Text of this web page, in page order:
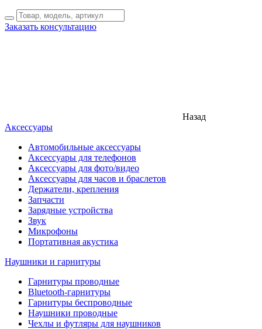
Заказать консультацию
Назад
Аксессуары
Автомобильные аксессуары
Аксессуары для телефонов
Аксессуары для фото/видео
Аксессуары для часов и браслетов
Держатели, крепления
Запчасти
Зарядные устройства
Звук
Микрофоны
Портативная акустика
Наушники и гарнитуры
Гарнитуры проводные
Bluetooth-гарнитуры
Гарнитуры беспроводные
Наушники проводные
Чехлы и футляры для наушников